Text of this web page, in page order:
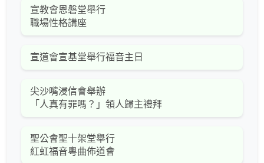
宣教會恩磐堂舉行
職場性格講座
宣道會宣基堂舉行福音主日
尖沙嘴浸信會舉辦
「人真有罪嗎？」領人歸主禮拜
聖公會聖十架堂舉行
紅虹福音粵曲佈道會